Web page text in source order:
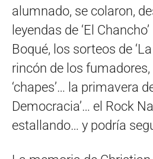
alumnado, se colaron,
leyendas de ‘El
Boqué, los sorteos de ‘La
rincón de los
‘chapes’… la primavera
Democracia’… el Rock
estallando… y podría